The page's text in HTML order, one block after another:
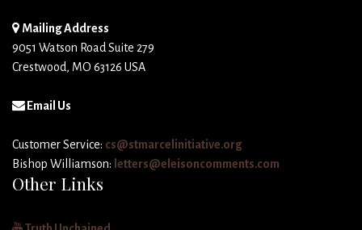
Mailing Address
9051 Watson Road Suite 279
Crestwood, MO 63126 USA
Email Us
Customer Service: cs@stmarcelinitiative.org
Bishop Williamson: letters@eleisoncomments.com
Other Links